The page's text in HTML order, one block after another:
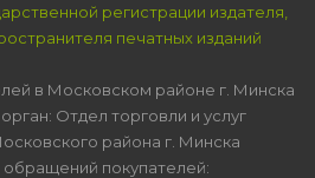
регистрации издателя,
печатных изданий
в Московском районе г. Минска
Отдел торговли и услуг
района г. Минска
обращений покупателей: